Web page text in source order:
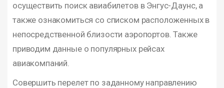
осуществить поиск авиабилетов в Энгус-Даунс, а
также ознакомиться со списком расположенных в
непосредственной близости аэропортов. Также
приводим данные о популярных рейсах
авиакомпаний.
Совершить перелет по заданному направлению